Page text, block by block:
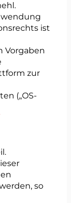
ist
Vorgaben
zur
(„OS-
so